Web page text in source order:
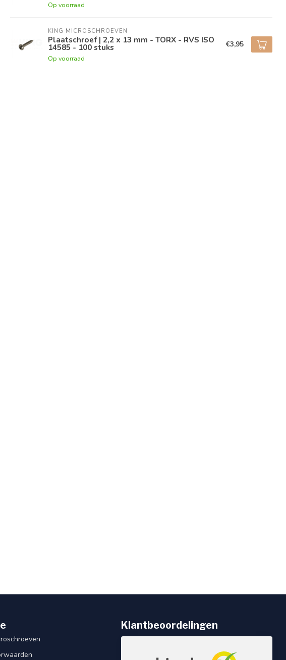
Op voorraad
KING MICROSCHROEVEN
Plaatschroef | 2,2 x 13 mm - TORX - RVS ISO
14585 - 100 stuks
Op voorraad
€3,95
Klantbeoordelingen